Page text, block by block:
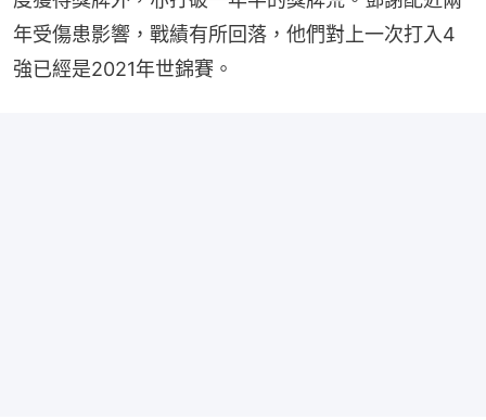
年受傷患影響，戰績有所回落，他們對上一次打入4
強已經是2021年世錦賽。